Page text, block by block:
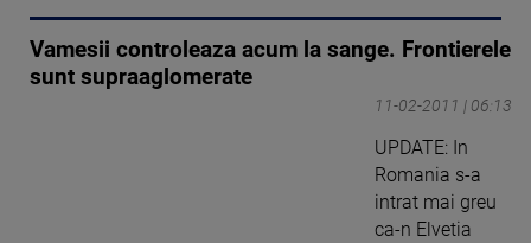
Vamesii controleaza acum la sange. Frontierele
sunt supraaglomerate
11-02-2011 | 06:13
UPDATE: In
Romania s-a
intrat mai greu
ca-n Elvetia